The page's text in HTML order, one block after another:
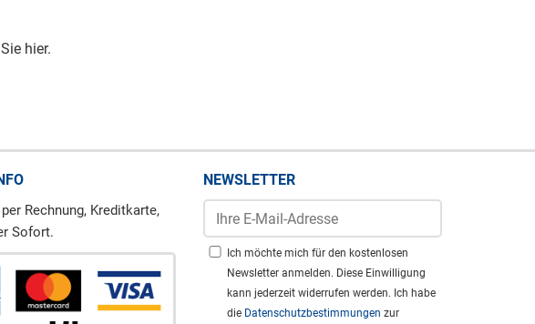
hier.
Rechnung, Kreditkarte,
Sofort.
NEWSLETTER
Ich möchte mich für den kostenlosen
Newsletter anmelden. Diese Einwilligung
kann jederzeit widerrufen werden. Ich habe
die Datenschutzbestimmungen zur